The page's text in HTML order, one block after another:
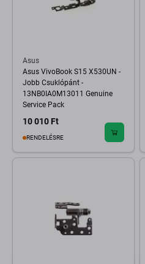
Asus
Asus VivoBook S15 X530UN -
Jobb Csuklópánt -
13NB0IA0M13011 Genuine
Service Pack
10 010 Ft
RENDELÉSRE